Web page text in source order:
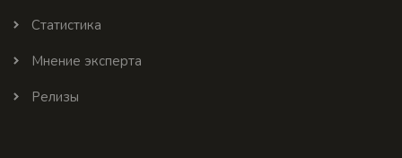
Статистика
Мнение эксперта
Релизы